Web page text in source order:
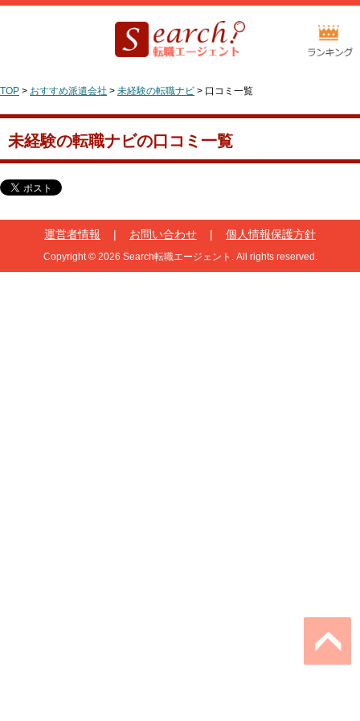
TOP > おすすめ派遣会社 > 未経験の転職ナビ > 口コミ一覧
未経験の転職ナビの口コミ一覧
運営者情報 | お問い合わせ | 個人情報保護方針
Copyright © 2026 Search転職エージェント. All rights reserved.